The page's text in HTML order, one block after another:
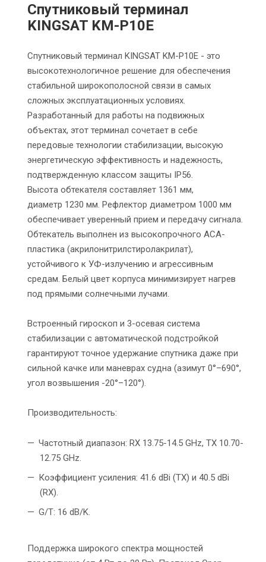
Спутниковый терминал
KINGSAT KM-P10E
Спутниковый терминал KINGSAT KM-P10E - это
высокотехнологичное решение для обеспечения
стабильной широкополосной связи в самых
сложных эксплуатационных условиях.
Разработанный для работы на подвижных
объектах, этот терминал сочетает в себе
передовые технологии стабилизации, высокую
энергетическую эффективность и надежность,
подтвержденную классом защиты IP56.
Высота обтекателя составляет 1361 мм,
диаметр 1230 мм. Рефлектор диаметром 1000 мм
обеспечивает уверенный прием и передачу сигнала.
Обтекатель выполнен из высокопрочного АСА-
пластика (акрилонитрилстиролакрилат),
устойчивого к УФ-излучению и агрессивным
средам. Белый цвет корпуса минимизирует нагрев
под прямыми солнечными лучами.
Встроенный гироскоп и 3-осевая система
стабилизации с автоматической подстройкой
гарантируют точное удержание спутника даже при
сильной качке или маневрах судна (азимут 0°–690°,
угол возвышения -20°–120°).
Производительность:
Частотный диапазон: RX 13.75-14.5 GHz, TX 10.70-
12.75 GHz.
Коэффициент усиления: 41.6 dBi (TX) и 40.5 dBi
(RX).
G/T: 16 dB/K.
Поддержка широкого спектра мощностей